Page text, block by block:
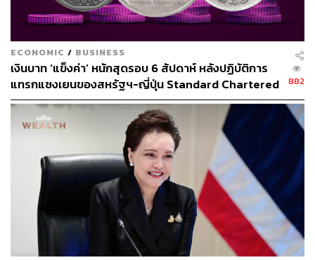
ศรัณย์ กิจวศิน
STANDARD
ECONOMIC / BUSINESS
เงินบาท ‘แข็งค่า’ หนักสุดรอบ 6 สัปดาห์ หลังปฏิบัติการ
แทรกแซงเยนของสหรัฐฯ-ญี่ปุ่น Standard Chartered
เปิดเป้าสิ้นปีนี้จ่อแข็งต่อแตะ 32.50 บาทต่อดอลลาร์
882